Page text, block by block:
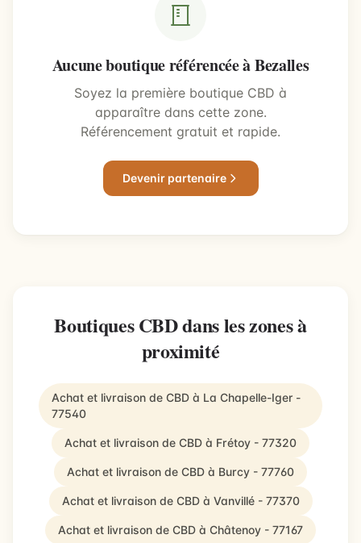
Aucune boutique référencée à Bezalles
Soyez la première boutique CBD à
apparaître dans cette zone.
Référencement gratuit et rapide.
Devenir partenaire
Boutiques CBD dans les zones à
proximité
Achat et livraison de CBD à La Chapelle-Iger -
77540
Achat et livraison de CBD à Frétoy - 77320
Achat et livraison de CBD à Burcy - 77760
Achat et livraison de CBD à Vanvillé - 77370
Achat et livraison de CBD à Châtenoy - 77167